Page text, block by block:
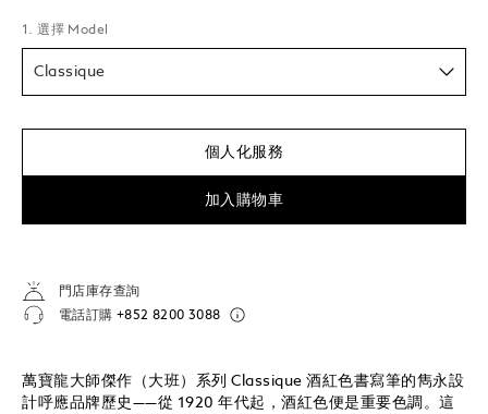
1. 選擇 Model
Classique
個人化服務
加入購物車
門店庫存查詢
電話訂購 +852 8200 3088
萬寶龍大師傑作（大班）系列 Classique 酒紅色書寫筆的雋永設
計呼應品牌歷史——從 1920 年代起，酒紅色便是重要色調。這